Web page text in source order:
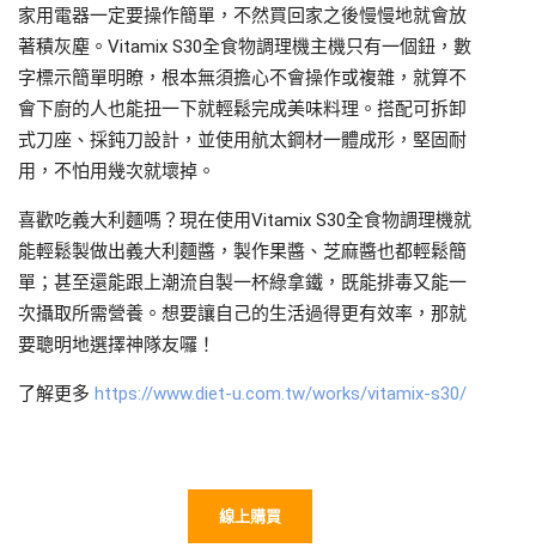
家用電器一定要操作簡單，不然買回家之後慢慢地就會放
著積灰塵。Vitamix S30全食物調理機主機只有一個鈕，數
字標示簡單明瞭，根本無須擔心不會操作或複雜，就算不
會下廚的人也能扭一下就輕鬆完成美味料理。搭配可拆卸
式刀座、採鈍刀設計，並使用航太鋼材一體成形，堅固耐
用，不怕用幾次就壞掉。
喜歡吃義大利麵嗎？現在使用Vitamix S30全食物調理機就
能輕鬆製做出義大利麵醬，製作果醬、芝麻醬也都輕鬆簡
單；甚至還能跟上潮流自製一杯綠拿鐵，既能排毒又能一
次攝取所需營養。想要讓自己的生活過得更有效率，那就
要聰明地選擇神隊友囉！
了解更多 https://www.diet-u.com.tw/works/vitamix-s30/
線上購買